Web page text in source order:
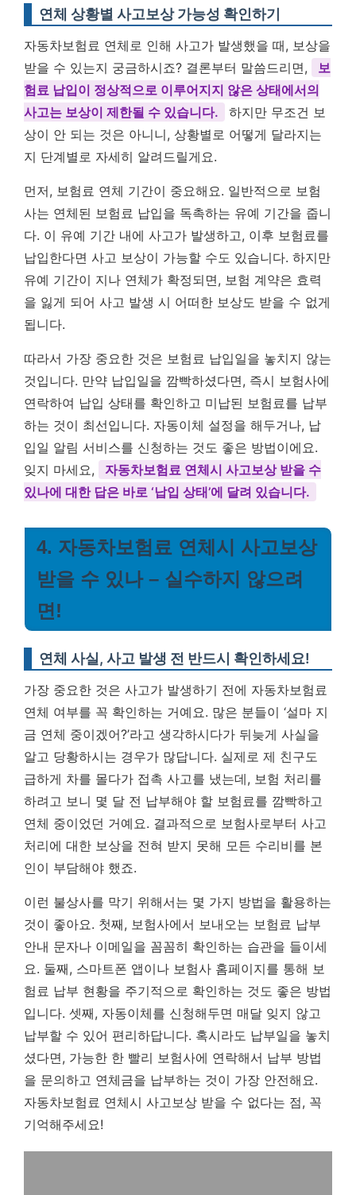
연체 상황별 사고보상 가능성 확인하기
자동차보험료 연체로 인해 사고가 발생했을 때, 보상을
받을 수 있는지 궁금하시죠? 결론부터 말씀드리면,
보
험료 납입이 정상적으로 이루어지지 않은 상태에서의
사고는 보상이 제한될 수 있습니다.
하지만 무조건 보
상이 안 되는 것은 아니니, 상황별로 어떻게 달라지는
지 단계별로 자세히 알려드릴게요.
먼저, 보험료 연체 기간이 중요해요. 일반적으로 보험
사는 연체된 보험료 납입을 독촉하는 유예 기간을 줍니
다. 이 유예 기간 내에 사고가 발생하고, 이후 보험료를
납입한다면 사고 보상이 가능할 수도 있습니다. 하지만
유예 기간이 지나 연체가 확정되면, 보험 계약은 효력
을 잃게 되어 사고 발생 시 어떠한 보상도 받을 수 없게
됩니다.
따라서 가장 중요한 것은 보험료 납입일을 놓치지 않는
것입니다. 만약 납입일을 깜빡하셨다면, 즉시 보험사에
연락하여 납입 상태를 확인하고 미납된 보험료를 납부
하는 것이 최선입니다. 자동이체 설정을 해두거나, 납
입일 알림 서비스를 신청하는 것도 좋은 방법이에요.
잊지 마세요,
자동차보험료 연체시 사고보상 받을 수
있나에 대한 답은 바로 ‘납입 상태’에 달려 있습니다.
4. 자동차보험료 연체시 사고보상
받을 수 있나 – 실수하지 않으려
면!
연체 사실, 사고 발생 전 반드시 확인하세요!
가장 중요한 것은 사고가 발생하기 전에 자동차보험료
연체 여부를 꼭 확인하는 거예요. 많은 분들이 ‘설마 지
금 연체 중이겠어?’라고 생각하시다가 뒤늦게 사실을
알고 당황하시는 경우가 많답니다. 실제로 제 친구도
급하게 차를 몰다가 접촉 사고를 냈는데, 보험 처리를
하려고 보니 몇 달 전 납부해야 할 보험료를 깜빡하고
연체 중이었던 거예요. 결과적으로 보험사로부터 사고
처리에 대한 보상을 전혀 받지 못해 모든 수리비를 본
인이 부담해야 했죠.
이런 불상사를 막기 위해서는 몇 가지 방법을 활용하는
것이 좋아요. 첫째, 보험사에서 보내오는 보험료 납부
안내 문자나 이메일을 꼼꼼히 확인하는 습관을 들이세
요. 둘째, 스마트폰 앱이나 보험사 홈페이지를 통해 보
험료 납부 현황을 주기적으로 확인하는 것도 좋은 방법
입니다. 셋째, 자동이체를 신청해두면 매달 잊지 않고
납부할 수 있어 편리하답니다. 혹시라도 납부일을 놓치
셨다면, 가능한 한 빨리 보험사에 연락해서 납부 방법
을 문의하고 연체금을 납부하는 것이 가장 안전해요.
자동차보험료 연체시 사고보상 받을 수 없다는 점, 꼭
기억해주세요!